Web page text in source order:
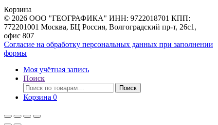
Корзина
© 2026 ООО "ГЕОГРАФИКА" ИНН: 9722018701 КПП:
772201001 Москва, БЦ Россия, Волгоградский пр-т, 26с1,
офис 807
Согласие на обработку персональных данных при заполнении
формы
Моя учётная запись
Поиск
Искать:
Поиск
Корзина 0